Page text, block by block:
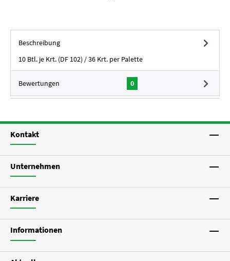
Beschreibung
10 Btl. je Krt. (DF 102) / 36 Krt. per Palette
Bewertungen 0
Kontakt
Unternehmen
Karriere
Informationen